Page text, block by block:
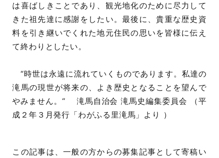
は喜ばしきことであり、観光地化のために尽力して
きた祖先達に感謝をしたい。最後に、貴重な歴史資
料を引き継いでくれた地元住民の思いを皆様に伝え
て終わりとしたい。
“時世は永遠に流れていくものであります。私達の
滝馬の現世が将来の、よき歴史となることを望んで
やみません。“ 滝馬自治会 滝馬史編集委員会 （平
成２年３月発行「わがふる里滝馬」より ）
この記事は、一般の方からの募集記事として寄稿い